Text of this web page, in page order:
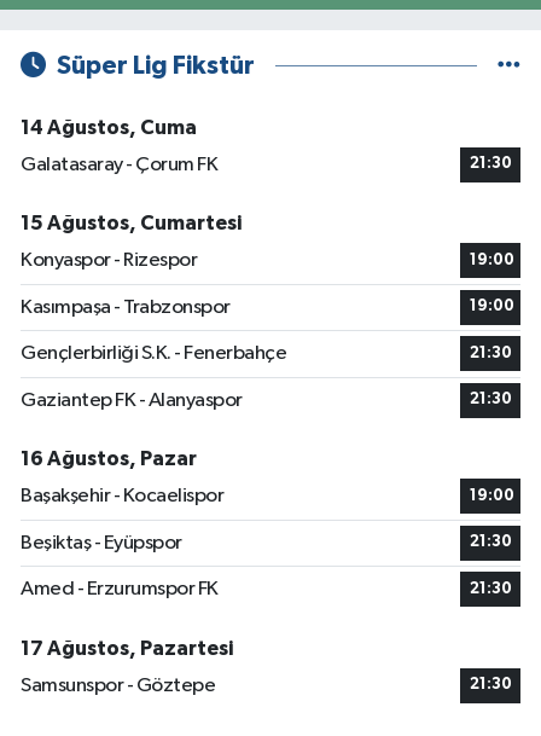
Süper Lig Fikstür
14 Ağustos, Cuma
Galatasaray - Çorum FK
21:30
15 Ağustos, Cumartesi
Konyaspor - Rizespor
19:00
Kasımpaşa - Trabzonspor 19:00
Gençlerbirliği S.K. - Fenerbahçe 21:30
Gaziantep FK - Alanyaspor 21:30
16 Ağustos, Pazar
Başakşehir - Kocaelispor
19:00
Beşiktaş - Eyüpspor 21:30
Amed - Erzurumspor FK 21:30
17 Ağustos, Pazartesi
Samsunspor - Göztepe
21:30